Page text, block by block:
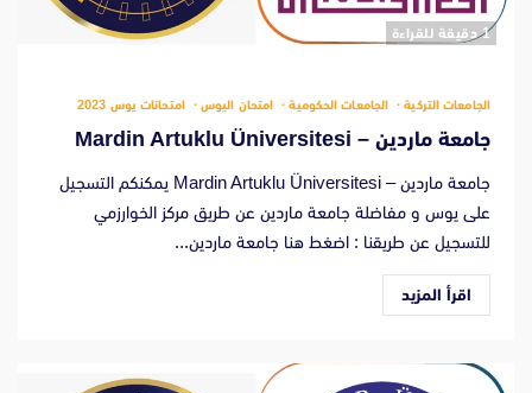
‫1 دقيقة للقراءة
الجامعات التركية الجامعات الحكومية امتحان اليوس امتحانات يوس 2023
جامعة ماردين – Mardin Artuklu Üniversitesi
جامعة ماردين – Mardin Artuklu Üniversitesi يمكنكم التسجيل
على يوس و مفاضلة جامعة ماردين عن طريق مركز الخوارزمي
للتسجيل عن طريقنا : اضغط هنا جامعة ماردين...
اقرأ المزيد